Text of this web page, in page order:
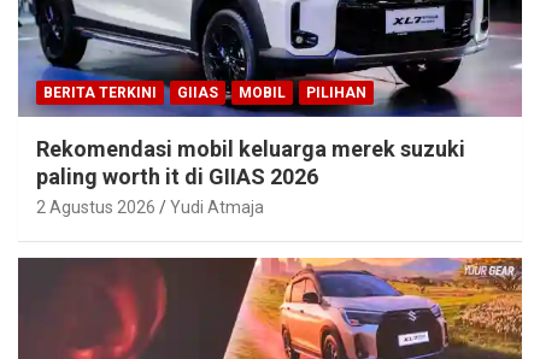
BERITA TERKINI GIIAS MOBIL PILIHAN
Rekomendasi mobil keluarga merek suzuki
paling worth it di GIIAS 2026
2 Agustus 2026 Yudi Atmaja